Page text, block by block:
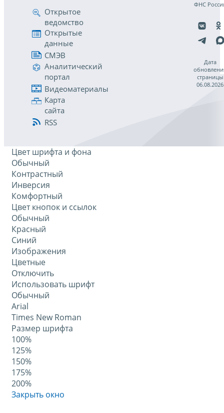
Открытое
ведомство
Открытые
данные
СМЭВ
Аналитический
портал
Видеоматериалы
Карта
сайта
RSS
ФНС
Дата
страницы
06.08.2026
Цвет шрифта и фона
Обычный
Контрастный
Инверсия
Комфортный
Цвет кнопок и ссылок
Обычный
Красный
Синий
Изображения
Цветные
Отключить
Использовать шрифт
Обычный
Arial
Times New Roman
Размер шрифта
100%
125%
150%
175%
200%
Закрыть окно